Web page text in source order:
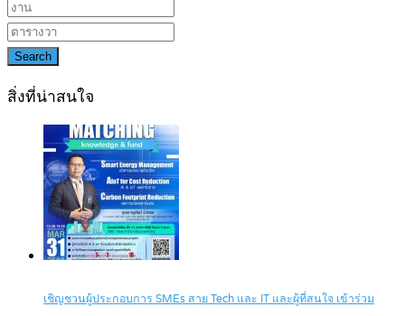
Search
สิ่งที่น่าสนใจ
เชิญชวนผู้ประกอบการ SMEs สาย Tech และ IT และผู้ที่สนใจ เข้าร่วม